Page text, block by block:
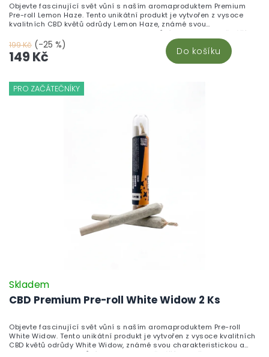
199 Kč (-25 %)
149 Kč Do košíku
Objevte fascinující svět vůní s naším aromaproduktem Premium
Pre-roll Lemon Haze. Tento unikátní produkt je vytvořen z vysoce
kvalitních CBD květů odrůdy Lemon Haze, známé svou
charakteristickou a nezapomenutelnou vůní. Lemon Haze přináší do
vašeho domova jedinečně silné citrusové aroma, které dodávají
prostorům osvěžující a relaxační atmosféru.
PRO ZAČÁTEČNÍKY
CBD Premium Pre-roll White Widow 2 Ks
Skladem
Objevte fascinující svět vůní s naším aromaproduktem Pre-roll
White Widow. Tento unikátní produkt je vytvořen z vysoce kvalitních
CBD květů odrůdy White Widow, známé svou charakteristickou a
nezapomenutelnou vůní. White Widow přináší do vašeho domova